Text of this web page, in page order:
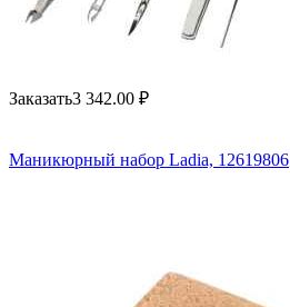
Заказать3 342.00 ₽
Маникюрный набор Ladia, 12619806